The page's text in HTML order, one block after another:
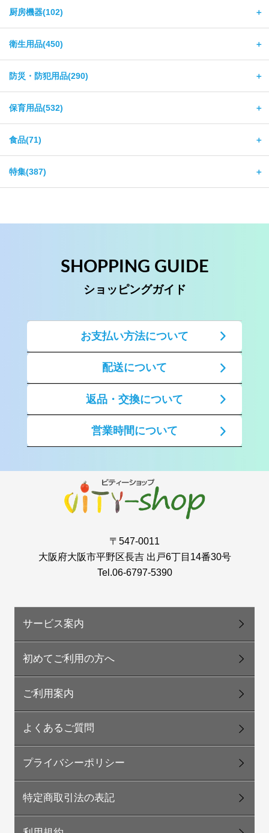
厨房機器(102) ＋
衛生用品(450) ＋
防災・防犯用品(290) ＋
保育用品(532) ＋
食品(71) ＋
特集(387) ＋
SHOPPING GUIDE
ショッピングガイド
お支払い方法について
配送について
返品・交換について
営業時間について
〒547-0011
大阪府大阪市平野区長吉 出戸6丁目14番30号
Tel.06-6797-5390
サービス案内
初めてご利用の方へ
ご利用案内
よくあるご質問
プライバシーポリシー
特定商取引法の表記